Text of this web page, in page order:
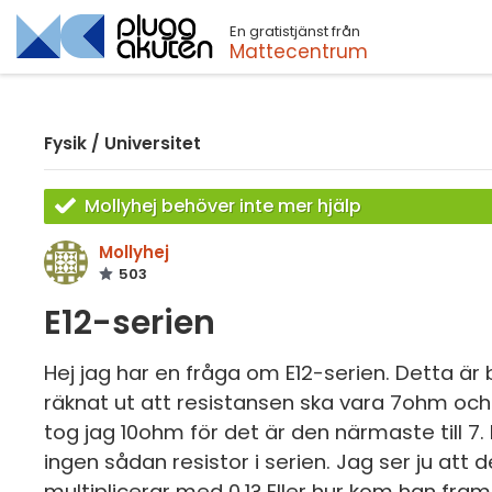
En gratistjänst från
Mattecentrum
Fysik / Universitet
Mollyhej behöver inte mer hjälp
Mollyhej
503
E12-serien
Hej jag har en fråga om E12-serien. Detta
räknat ut att resistansen ska vara 7ohm
tog jag 10ohm för det är den närmaste till
ingen sådan resistor i serien. Jag ser ju att
Sök